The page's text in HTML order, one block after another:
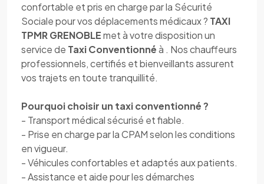
confortable et pris en charge par la Sécurité
Sociale pour vos déplacements médicaux ? TAXI
TPMR GRENOBLEmet à votre disposition un
service de Taxi Conventionnéà . Nos chauffeurs
professionnels, certifiés et bienveillants assurent
vos trajets en toute tranquillité.
Pourquoi choisir un taxi conventionné ?
- Transport médical sécurisé et fiable.
- Prise en charge par la CPAM selon les conditions
en vigueur.
- Véhicules confortables et adaptés aux patients.
- Assistance et aide pour les démarches